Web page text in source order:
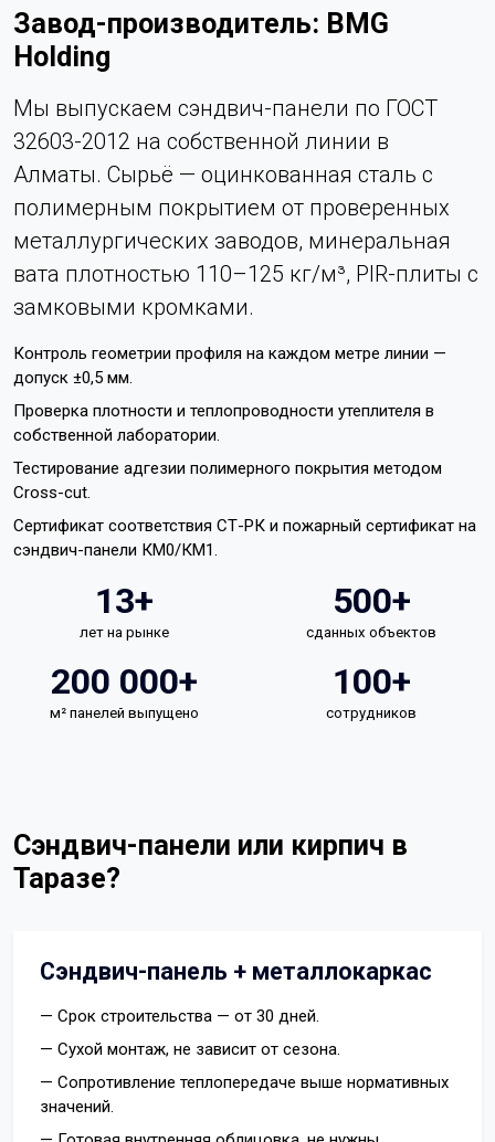
Завод-производитель: BMG
Holding
Мы выпускаем сэндвич-панели по ГОСТ
32603-2012 на собственной линии в
Алматы. Сырьё — оцинкованная сталь с
полимерным покрытием от проверенных
металлургических заводов, минеральная
вата плотностью 110–125 кг/м³, PIR-плиты с
замковыми кромками.
Контроль геометрии профиля на каждом метре линии —
допуск ±0,5 мм.
Проверка плотности и теплопроводности утеплителя в
собственной лаборатории.
Тестирование адгезии полимерного покрытия методом
Cross-cut.
Сертификат соответствия СТ-РК и пожарный сертификат на
сэндвич-панели КМ0/КМ1.
13+
лет на рынке
500+
сданных объектов
200 000+
м² панелей выпущено
100+
сотрудников
Сэндвич-панели или кирпич в
Таразе?
Сэндвич-панель + металлокаркас
— Срок строительства — от 30 дней.
— Сухой монтаж, не зависит от сезона.
— Сопротивление теплопередаче выше нормативных
значений.